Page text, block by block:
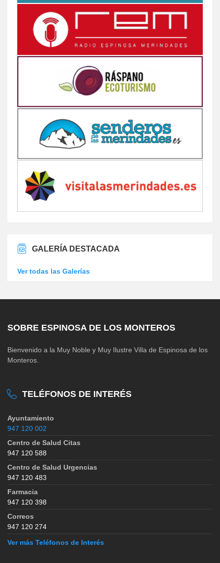
GALERÍA DESTACADA
Ver todas las Galerías
SOBRE ESPINOSA DE LOS MONTEROS
Bienvenido a la Muy Noble y Muy Ilustre Villa de Espinosa de los
Monteros.
TELÉFONOS DE INTERÉS
Ayuntamiento
947 120 002
Centro de Salud Citas
947 120 588
Centro de Salud Urgencias
947 120 483
Farmacia
947 120 398
Correos
947 120 274
Ver más Teléfonos de Interés